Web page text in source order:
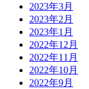
2023年3月
2023年2月
2023年1月
2022年12月
2022年11月
2022年10月
2022年9月